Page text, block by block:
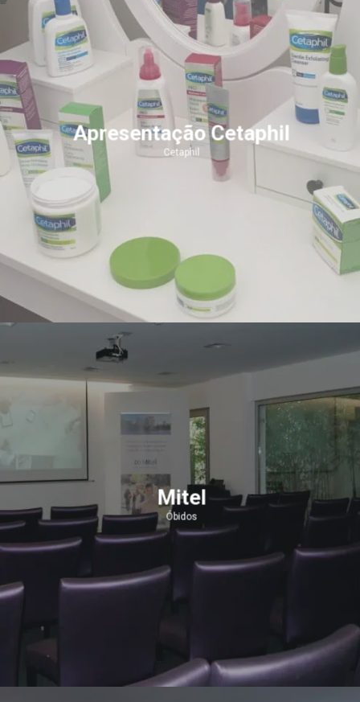
Apresentação Cetaphil
Cetaphil
Mitel
Óbidos